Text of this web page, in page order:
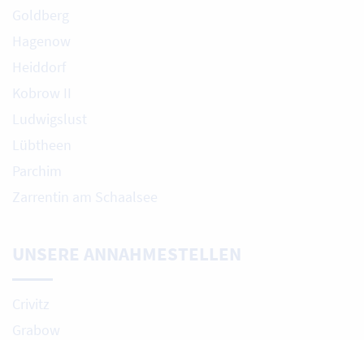
Goldberg
Hagenow
Heiddorf
Kobrow II
Ludwigslust
Lübtheen
Parchim
Zarrentin am Schaalsee
UNSERE ANNAHMESTELLEN
Crivitz
Grabow